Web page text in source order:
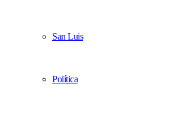
San Luis
Política